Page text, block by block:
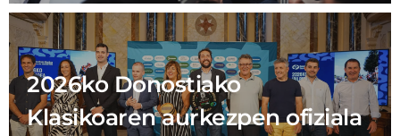
2026ko Donostiako
Klasikoaren aurkezpen ofiziala